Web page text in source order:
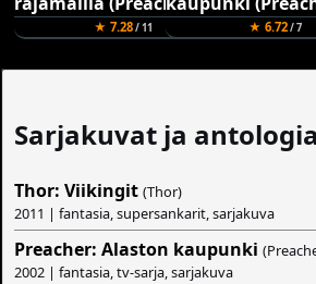
★ 7.28/ 11 ★ 6.72/ 7
Sarjakuvat ja
Thor: Viikingit (Thor)
2011 | fantasia, supersankarit, sarjakuva
Preacher: Alaston kaupunki
2002 | fantasia, tv-sarja, sarjakuva